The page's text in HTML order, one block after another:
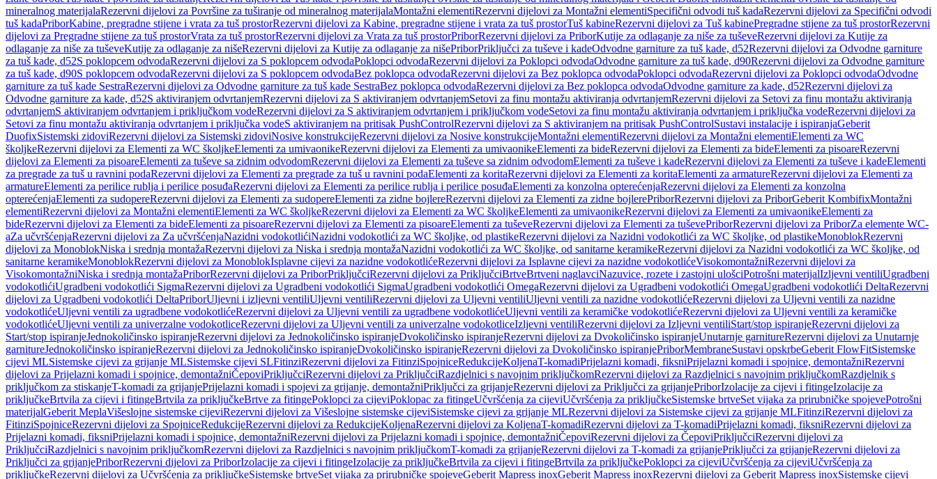
mineralnog materijalaRezervni dijelovi za Površine za tuširanje od mineralnog materijalaMontažni elementiRezervni dijelovi za Montažni elementiSpecifični odvodi tuš kadaRezervni dijelovi za Specifični odvodi
tuš kadaPriborKabine, pregradne stijene i vrata za tuš prostorRezervni dijelovi za Kabine, pregradne stijene i vrata za tuš prostorTuš kabineRezervni dijelovi za Tuš kabinePregradne stijene za tuš prostorRezervni
dijelovi za Pregradne stijene za tuš prostorVrata za tuš prostorRezervni dijelovi za Vrata za tuš prostorPriborRezervni dijelovi za PriborKutije za odlaganje za niše za tuševeRezervni dijelovi za Kutije za
odlaganje za niše za tuševeKutije za odlaganje za nišeRezervni dijelovi za Kutije za odlaganje za nišePriborPriključci za tuševe i kadeOdvodne garniture za tuš kade, d52Rezervni dijelovi za Odvodne garniture
za tuš kade, d52S poklopcem odvodaRezervni dijelovi za S poklopcem odvodaPoklopci odvodaRezervni dijelovi za Poklopci odvodaOdvodne garniture za tuš kade, d90Rezervni dijelovi za Odvodne garniture
za tuš kade, d90S poklopcem odvodaRezervni dijelovi za S poklopcem odvodaBez poklopca odvodaRezervni dijelovi za Bez poklopca odvodaPoklopci odvodaRezervni dijelovi za Poklopci odvodaOdvodne
garniture za tuš kade SestraRezervni dijelovi za Odvodne garniture za tuš kade SestraBez poklopca odvodaRezervni dijelovi za Bez poklopca odvodaOdvodne garniture za kade, d52Rezervni dijelovi za
Odvodne garniture za kade, d52S aktiviranjem odvrtanjemRezervni dijelovi za S aktiviranjem odvrtanjemSetovi za finu montažu aktiviranja odvrtanjemRezervni dijelovi za Setovi za finu montažu aktiviranja
odvrtanjemS aktiviranjem odvrtanjem i priključkom vodeRezervni dijelovi za S aktiviranjem odvrtanjem i priključkom vodeSetovi za finu montažu aktiviranja odvrtanjem i priključka vodeRezervni dijelovi za
Setovi za finu montažu aktiviranja odvrtanjem i priključka vodeS aktiviranjem na pritisak PushControlRezervni dijelovi za S aktiviranjem na pritisak PushControlSustavi instalacije i ispiranjaGeberit
DuofixSistemski zidoviRezervni dijelovi za Sistemski zidoviNosive konstrukcijeRezervni dijelovi za Nosive konstrukcijeMontažni elementiRezervni dijelovi za Montažni elementiElementi za WC
školjkeRezervni dijelovi za Elementi za WC školjkeElementi za umivaonikeRezervni dijelovi za Elementi za umivaonikeElementi za bideRezervni dijelovi za Elementi za bideElementi za pisoareRezervni
dijelovi za Elementi za pisoareElementi za tuševe sa zidnim odvodomRezervni dijelovi za Elementi za tuševe sa zidnim odvodomElementi za tuševe i kadeRezervni dijelovi za Elementi za tuševe i kadeElementi
za pregrade za tuš u ravnini podaRezervni dijelovi za Elementi za pregrade za tuš u ravnini podaElementi za koritaRezervni dijelovi za Elementi za koritaElementi za armatureRezervni dijelovi za Elementi za
armatureElementi za perilice rublja i perilice posuđaRezervni dijelovi za Elementi za perilice rublja i perilice posuđaElementi za konzolna opterećenjaRezervni dijelovi za Elementi za konzolna
opterećenjaElementi za sudopereRezervni dijelovi za Elementi za sudopereElementi za zidne bojlereRezervni dijelovi za Elementi za zidne bojlerePriborRezervni dijelovi za PriborGeberit KombifixMontažni
elementiRezervni dijelovi za Montažni elementiElementi za WC školjkeRezervni dijelovi za Elementi za WC školjkeElementi za umivaonikeRezervni dijelovi za Elementi za umivaonikeElementi za
bideRezervni dijelovi za Elementi za bideElementi za pisoareRezervni dijelovi za Elementi za pisoareElementi za tuševeRezervni dijelovi za Elementi za tuševePriborRezervni dijelovi za PriborZa elemente WC-
aZa učvršćenjaRezervni dijelovi za Za učvršćenjaNazidni vodokotlićiNazidni vodokotlići za WC školjke, od plastikeRezervni dijelovi za Nazidni vodokotlići za WC školjke, od plastikeMonoblokRezervni
dijelovi za MonoblokNiska i srednja montažaRezervni dijelovi za Niska i srednja montažaNazidni vodokotlići za WC školjke, od sanitarne keramikeRezervni dijelovi za Nazidni vodokotlići za WC školjke, od
sanitarne keramikeMonoblokRezervni dijelovi za MonoblokIsplavne cijevi za nazidne vodokotlićeRezervni dijelovi za Isplavne cijevi za nazidne vodokotlićeVisokomontažniRezervni dijelovi za
VisokomontažniNiska i srednja montažaPriborRezervni dijelovi za PriborPriključciRezervni dijelovi za PriključciBrtveBrtveni naglavciNazuvice, rozete i zastojni ulošciPotrošni materijalIzljevni ventiliUgradbeni
vodokotlićiUgradbeni vodokotlići SigmaRezervni dijelovi za Ugradbeni vodokotlići SigmaUgradbeni vodokotlići OmegaRezervni dijelovi za Ugradbeni vodokotlići OmegaUgradbeni vodokotlići DeltaRezervni
dijelovi za Ugradbeni vodokotlići DeltaPriborUljevni i izljevni ventiliUljevni ventiliRezervni dijelovi za Uljevni ventiliUljevni ventili za nazidne vodokotlićeRezervni dijelovi za Uljevni ventili za nazidne
vodokotlićeUljevni ventili za ugradbene vodokotlićeRezervni dijelovi za Uljevni ventili za ugradbene vodokotlićeUljevni ventili za keramičke vodokotlićeRezervni dijelovi za Uljevni ventili za keramičke
vodokotlićeUljevni ventili za univerzalne vodokotliceRezervni dijelovi za Uljevni ventili za univerzalne vodokotliceIzljevni ventiliRezervni dijelovi za Izljevni ventiliStart/stop ispiranjeRezervni dijelovi za
Start/stop ispiranjeJednokoličinsko ispiranjeRezervni dijelovi za Jednokoličinsko ispiranjeDvokoličinsko ispiranjeRezervni dijelovi za Dvokoličinsko ispiranjeUnutarnje garnitureRezervni dijelovi za Unutarnje
garnitureJednokoličinsko ispiranjeRezervni dijelovi za Jednokoličinsko ispiranjeDvokoličinsko ispiranjeRezervni dijelovi za Dvokoličinsko ispiranjePriborMembraneSustavi opskrbeGeberit FlowFitSistemske
cijevi MLSistemske cijevi za grijanje MLSistemske cijevi SLFitinziRezervni dijelovi za FitinziSpojniceRedukcijeKoljenaT-komadiPrijelazni komadi, fiksniPrijelazni komadi i spojnice, demontažniRezervni
dijelovi za Prijelazni komadi i spojnice, demontažniČepoviPriključciRezervni dijelovi za PriključciRazdjelnici s navojnim priključkomRezervni dijelovi za Razdjelnici s navojnim priključkomRazdjelnik s
priključkom za stiskanjeT-komadi za grijanjePrijelazni komadi i spojevi za grijanje, demontažniPriključci za grijanjeRezervni dijelovi za Priključci za grijanjePriborIzolacije za cijevi i fitingeIzolacije za
priključkeBrtvila za cijevi i fitingeBrtvila za priključkeBrtve za fitingePoklopci za cijeviPoklopac za fitingeUčvršćenja za cijeviUčvršćenja za priključkeSistemske brtveSet vijaka za prirubničke spojevePotrošni
materijalGeberit MeplaVišeslojne sistemske cijeviRezervni dijelovi za Višeslojne sistemske cijeviSistemske cijevi za grijanje MLRezervni dijelovi za Sistemske cijevi za grijanje MLFitinziRezervni dijelovi za
FitinziSpojniceRezervni dijelovi za SpojniceRedukcijeRezervni dijelovi za RedukcijeKoljenaRezervni dijelovi za KoljenaT-komadiRezervni dijelovi za T-komadiPrijelazni komadi, fiksniRezervni dijelovi za
Prijelazni komadi, fiksniPrijelazni komadi i spojnice, demontažniRezervni dijelovi za Prijelazni komadi i spojnice, demontažniČepoviRezervni dijelovi za ČepoviPriključciRezervni dijelovi za
PriključciRazdjelnici s navojnim priključkomRezervni dijelovi za Razdjelnici s navojnim priključkomT-komadi za grijanjeRezervni dijelovi za T-komadi za grijanjePriključci za grijanjeRezervni dijelovi za
Priključci za grijanjePriborRezervni dijelovi za PriborIzolacije za cijevi i fitingeIzolacije za priključkeBrtvila za cijevi i fitingeBrtvila za priključkePoklopci za cijeviUčvršćenja za cijeviUčvršćenja za
priključkeRezervni dijelovi za Učvršćenja za priključkeSistemske brtveSet vijaka za prirubničke spojeveGeberit Mapress inoxGeberit Mapress inoxRezervni dijelovi za Geberit Mapress inoxSistemske cijevi